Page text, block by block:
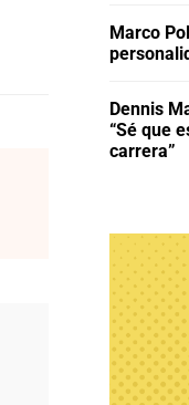
Marco
Dennis
“Sé que
carrera”